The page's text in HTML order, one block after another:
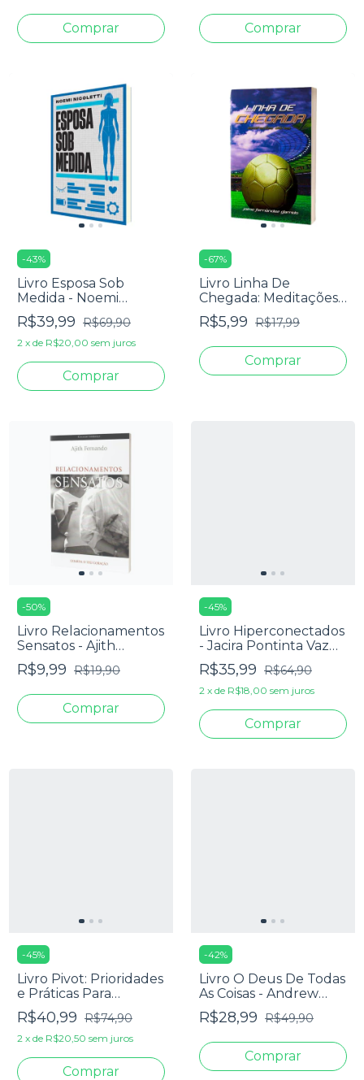
-43%
Livro Esposa Sob
Medida - Noemi
Nicoletti
R$39,99 R$69,90
2 x de R$20,00 sem juros
-67%
Livro Linha De
Chegada: Meditações
Diárias - James
Fernández Garrido
R$5,99 R$17,99
-50%
Livro Relacionamentos
Sensatos - Ajith
Fernando
R$9,99 R$19,90
-45%
Livro Hiperconectados
- Jacira Pontinta Vaz
Monteiro
R$35,99 R$64,90
2 x de R$18,00 sem juros
-45%
Livro Pivot: Prioridades
e Práticas Para
Transformar Sua
Igreja em uma
Cultura Tov - Scot
Barringer
R$40,99 R$74,90
2 x de R$20,50 sem juros
-42%
Livro O Deus De Todas
As Coisas - Andrew
Wilson
R$28,99 R$49,90